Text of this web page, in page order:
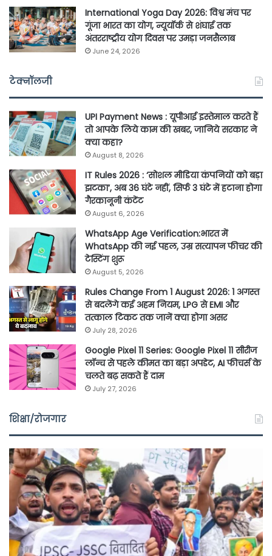
International Yoga Day 2026: विश्व मंच पर
गूंजा भारत का योग, न्यूयॉर्क से शंघाई तक
अंतरराष्ट्रीय योग दिवस पर उमड़ा जनसैलाब
June 24, 2026
टेक्नॉलजी
UPI Payment News : यूपीआई इस्तेमाल करते हैं
तो आपके लिये काम की खबर, जानिये सरकार ने
क्या कहा?
August 8, 2026
IT Rules 2026 : ‘सोशल मीडिया कंपनियों को बड़ा
झटका’, अब 36 घंटे नहीं, सिर्फ 3 घंटे में हटाना होगा
गैरकानूनी कंटेंट
August 6, 2026
WhatsApp Age Verification:भारत में
WhatsApp की नई पहल, उम्र सत्यापन फीचर की
टेस्टिंग शुरू
August 5, 2026
Rules Change From 1 August 2026: 1 अगस्त
से बदलेंगे कई अहम नियम, LPG से EMI और
तत्काल टिकट तक जानें क्या होगा असर
July 28, 2026
Google Pixel 11 Series: Google Pixel 11 सीरीज
लॉन्च से पहले कीमत का बड़ा अपडेट, AI फीचर्स के
चलते बढ़ सकते हैं दाम
July 27, 2026
शिक्षा/रोजगार